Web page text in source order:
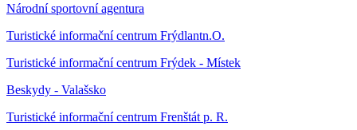
Národní sportovní agentura
Turistické informační centrum Frýdlantn.O.
Turistické informační centrum Frýdek - Místek
Beskydy - Valašsko
Turistické informační centrum Frenštát p. R.